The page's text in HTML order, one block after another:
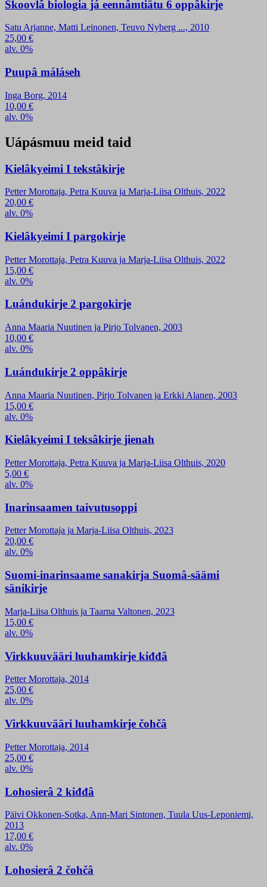
Škoovlâ biologia já eennâmtiätu 6 oppâkirje
Satu Arjanne, Matti Leinonen, Teuvo Nyberg ..., 2010
25,00 €
alv. 0%
Puupâ máláseh
Inga Borg, 2014
10,00 €
alv. 0%
Uápásmuu meid taid
Kielâkyeimi I tekstâkirje
Petter Morottaja, Petra Kuuva ja Marja-Liisa Olthuis, 2022
20,00 €
alv. 0%
Kielâkyeimi I pargokirje
Petter Morottaja, Petra Kuuva ja Marja-Liisa Olthuis, 2022
15,00 €
alv. 0%
Luándukirje 2 pargokirje
Anna Maaria Nuutinen ja Pirjo Tolvanen, 2003
10,00 €
alv. 0%
Luándukirje 2 oppâkirje
Anna Maaria Nuutinen, Pirjo Tolvanen ja Erkki Alanen, 2003
15,00 €
alv. 0%
Kielâkyeimi I teksâkirje jienah
Petter Morottaja, Petra Kuuva ja Marja-Liisa Olthuis, 2020
5,00 €
alv. 0%
Inarinsaamen taivutusoppi
Petter Morottaja ja Marja-Liisa Olthuis, 2023
20,00 €
alv. 0%
Suomi-inarinsaame sanakirja Suomâ-säämi
sänikirje
Marja-Liisa Olthuis ja Taarna Valtonen, 2023
15,00 €
alv. 0%
Virkkuuvääri luuhamkirje kiđđâ
Petter Morottaja, 2014
25,00 €
alv. 0%
Virkkuuvääri luuhamkirje čohčâ
Petter Morottaja, 2014
25,00 €
alv. 0%
Lohosierâ 2 kiđđâ
Päivi Okkonen-Sotka, Ann-Mari Sintonen, Tuula Uus-Leponiemi,
2013
17,00 €
alv. 0%
Lohosierâ 2 čohčâ